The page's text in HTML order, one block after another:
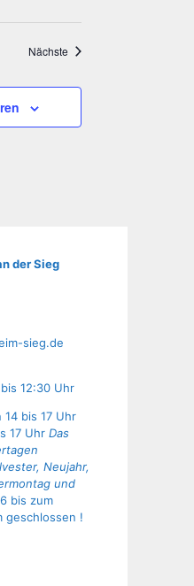
NächsteVeranstaltungen
der Sieg
sieg.de
12:30 Uhr
14 bis 17 Uhr
17 Uhr Das
Neujahr,
und
bis zum
geschlossen !